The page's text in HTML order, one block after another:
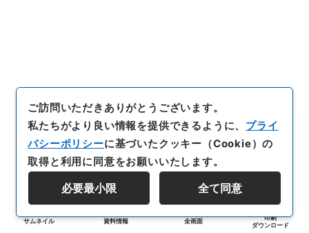
サムネイル 資料情報 全画面
印刷
ダウンロード
ご訪問いただきありがとうございます。
私たちがより良い情報を提供できるように、 プライ
バシーポリシーに基づいたクッキー（Cookie）の
取得と利用に同意をお願いいたします。
必要最小限 全て同意